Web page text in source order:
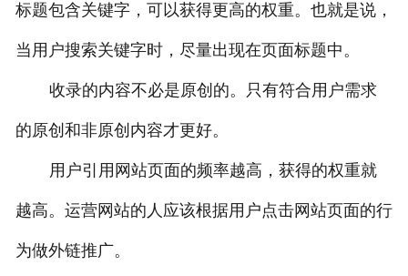
标题包含关键字，可以获得更高的权重。也就是说，
当用户搜索关键字时，尽量出现在页面标题中。
收录的内容不必是原创的。只有符合用户需求
的原创和非原创内容才更好。
用户引用网站页面的频率越高，获得的权重就
越高。运营网站的人应该根据用户点击网站页面的行
为做外链推广。